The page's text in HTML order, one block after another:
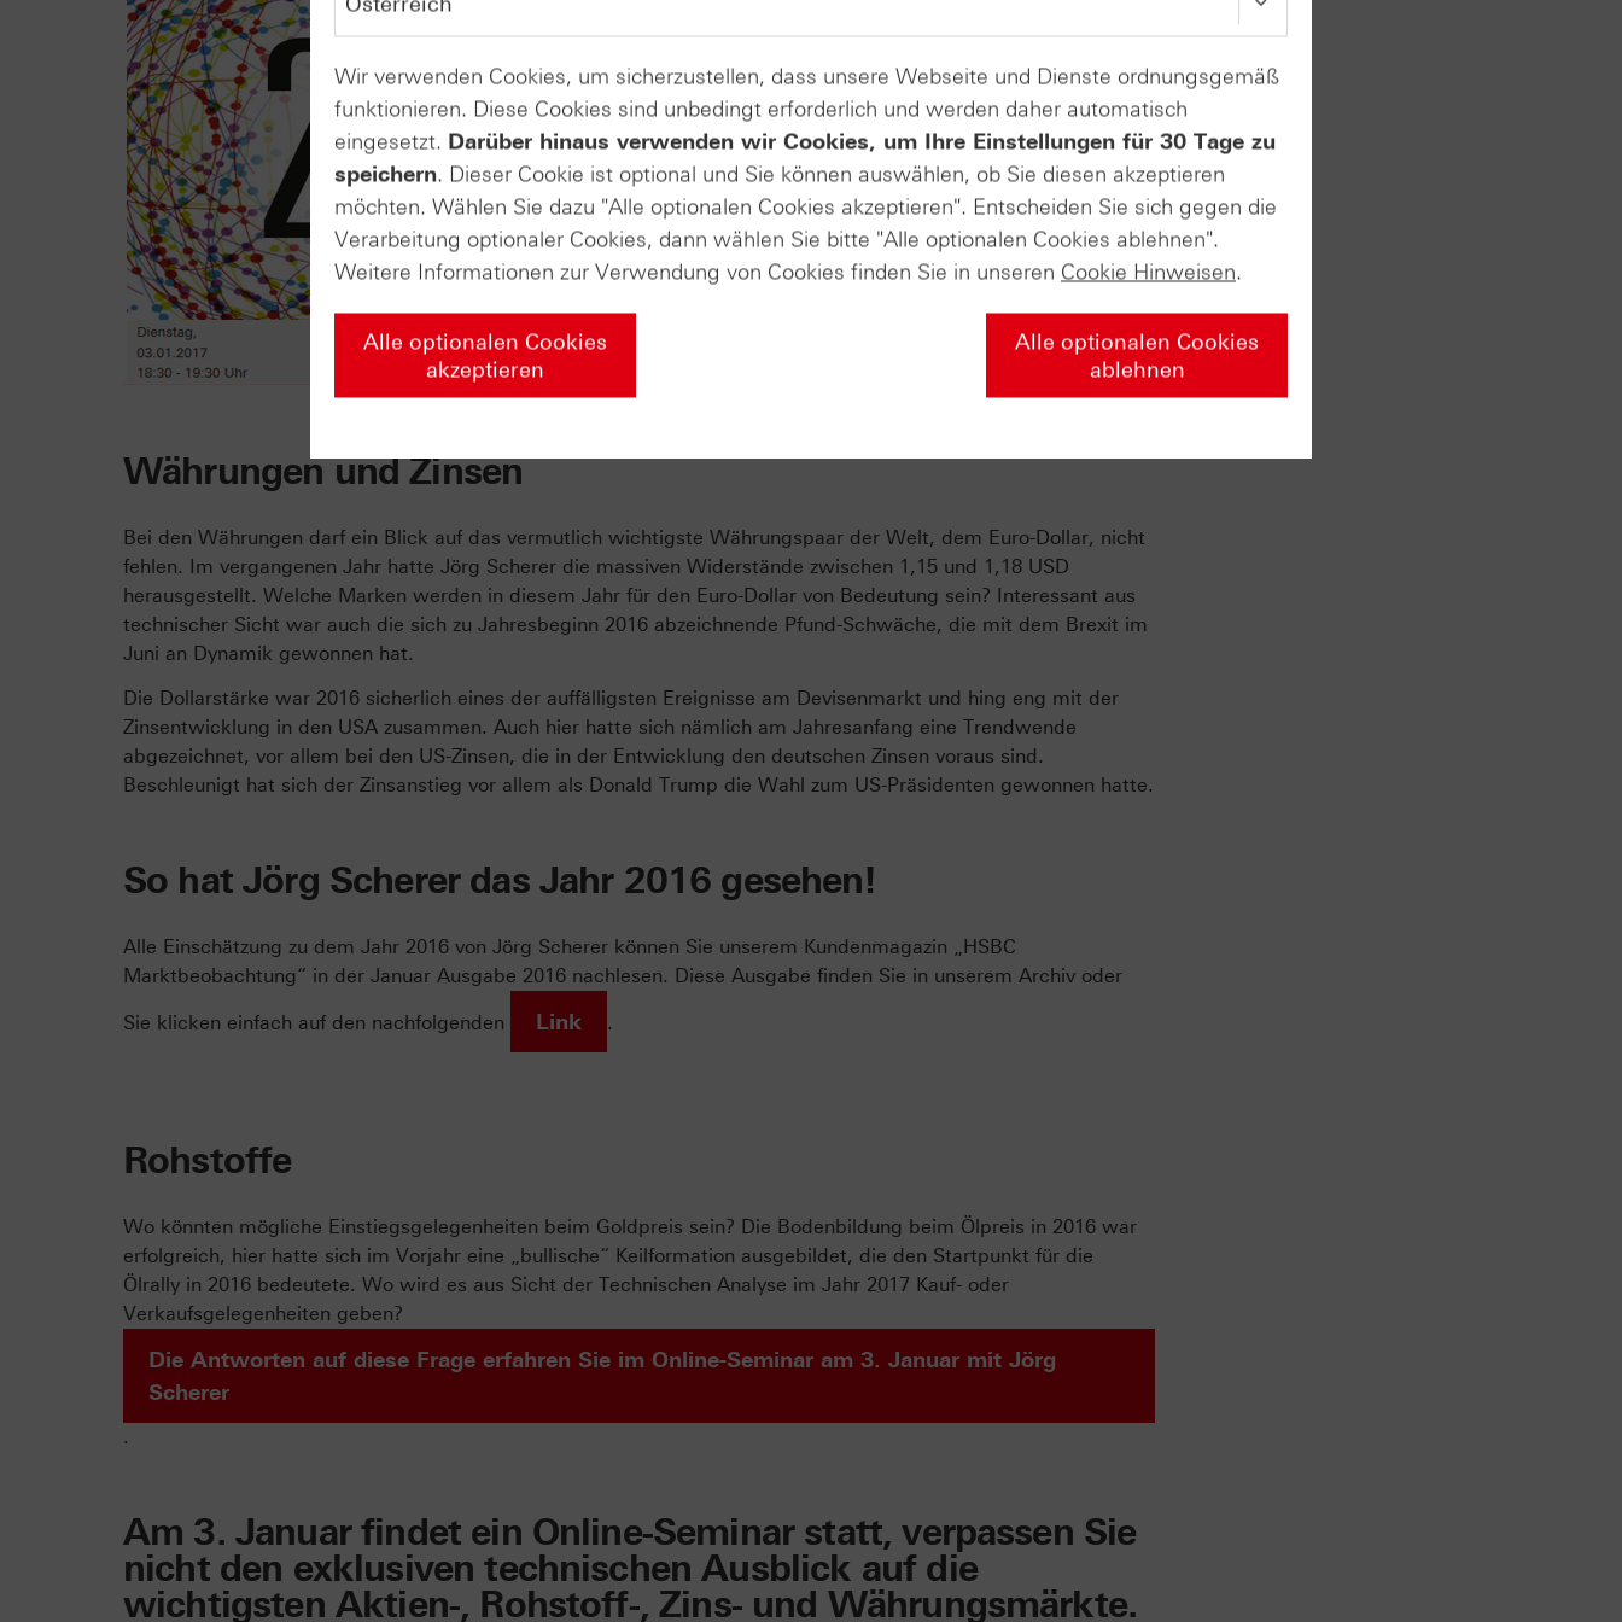
Währungen und Zinsen
Bei den Währungen darf ein Blick auf das vermutlich wichtigste Währungspaar der Welt, dem Euro-Dollar, nicht
fehlen. Im vergangenen Jahr hatte Jörg Scherer die massiven Widerstände zwischen 1,15 und 1,18 USD
herausgestellt. Welche Marken werden in diesem Jahr für den Euro-Dollar von Bedeutung sein? Interessant aus
technischer Sicht war auch die sich zu Jahresbeginn 2016 abzeichnende Pfund-Schwäche, die mit dem Brexit im
Juni an Dynamik gewonnen hat.
Die Dollarstärke war 2016 sicherlich eines der auffälligsten Ereignisse am Devisenmarkt und hing eng mit der
Zinsentwicklung in den USA zusammen. Auch hier hatte sich nämlich am Jahresanfang eine Trendwende
abgezeichnet, vor allem bei den US-Zinsen, die in der Entwicklung den deutschen Zinsen voraus sind.
Beschleunigt hat sich der Zinsanstieg vor allem als Donald Trump die Wahl zum US-Präsidenten gewonnen hatte.
So hat Jörg Scherer das Jahr 2016 gesehen!
Alle Einschätzung zu dem Jahr 2016 von Jörg Scherer können Sie unserem Kundenmagazin „HSBC
Marktbeobachtung“ in der Januar Ausgabe 2016 nachlesen. Diese Ausgabe finden Sie in unserem Archiv oder
Sie klicken einfach auf den nachfolgenden Link .
Rohstoffe
Wo könnten mögliche Einstiegsgelegenheiten beim Goldpreis sein? Die Bodenbildung beim Ölpreis in 2016 war
erfolgreich, hier hatte sich im Vorjahr eine „bullische“ Keilformation ausgebildet, die den Startpunkt für die
Ölrally in 2016 bedeutete. Wo wird es aus Sicht der Technischen Analyse im Jahr 2017 Kauf- oder
Verkaufsgelegenheiten geben?
Die Antworten auf diese Frage erfahren Sie im Online-Seminar am 3. Januar mit Jörg
Scherer
.
Am 3. Januar findet ein Online-Seminar statt, verpassen Sie
nicht den exklusiven technischen Ausblick auf die
wichtigsten Aktien-, Rohstoff-, Zins- und Währungsmärkte.
Wir verwenden Cookies, um sicherzustellen, dass unsere Webseite und Dienste ordnungsgemäß
funktionieren. Diese Cookies sind unbedingt erforderlich und werden daher automatisch
eingesetzt. Darüber hinaus verwenden wir Cookies, um Ihre Einstellungen für 30 Tage zu
speichern. Dieser Cookie ist optional und Sie können auswählen, ob Sie diesen akzeptieren
möchten. Wählen Sie dazu "Alle optionalen Cookies akzeptieren". Entscheiden Sie sich gegen die
Verarbeitung optionaler Cookies, dann wählen Sie bitte "Alle optionalen Cookies ablehnen".
Weitere Informationen zur Verwendung von Cookies finden Sie in unseren Cookie Hinweisen.
Alle optionalen Cookies
akzeptieren
Alle optionalen Cookies
ablehnen